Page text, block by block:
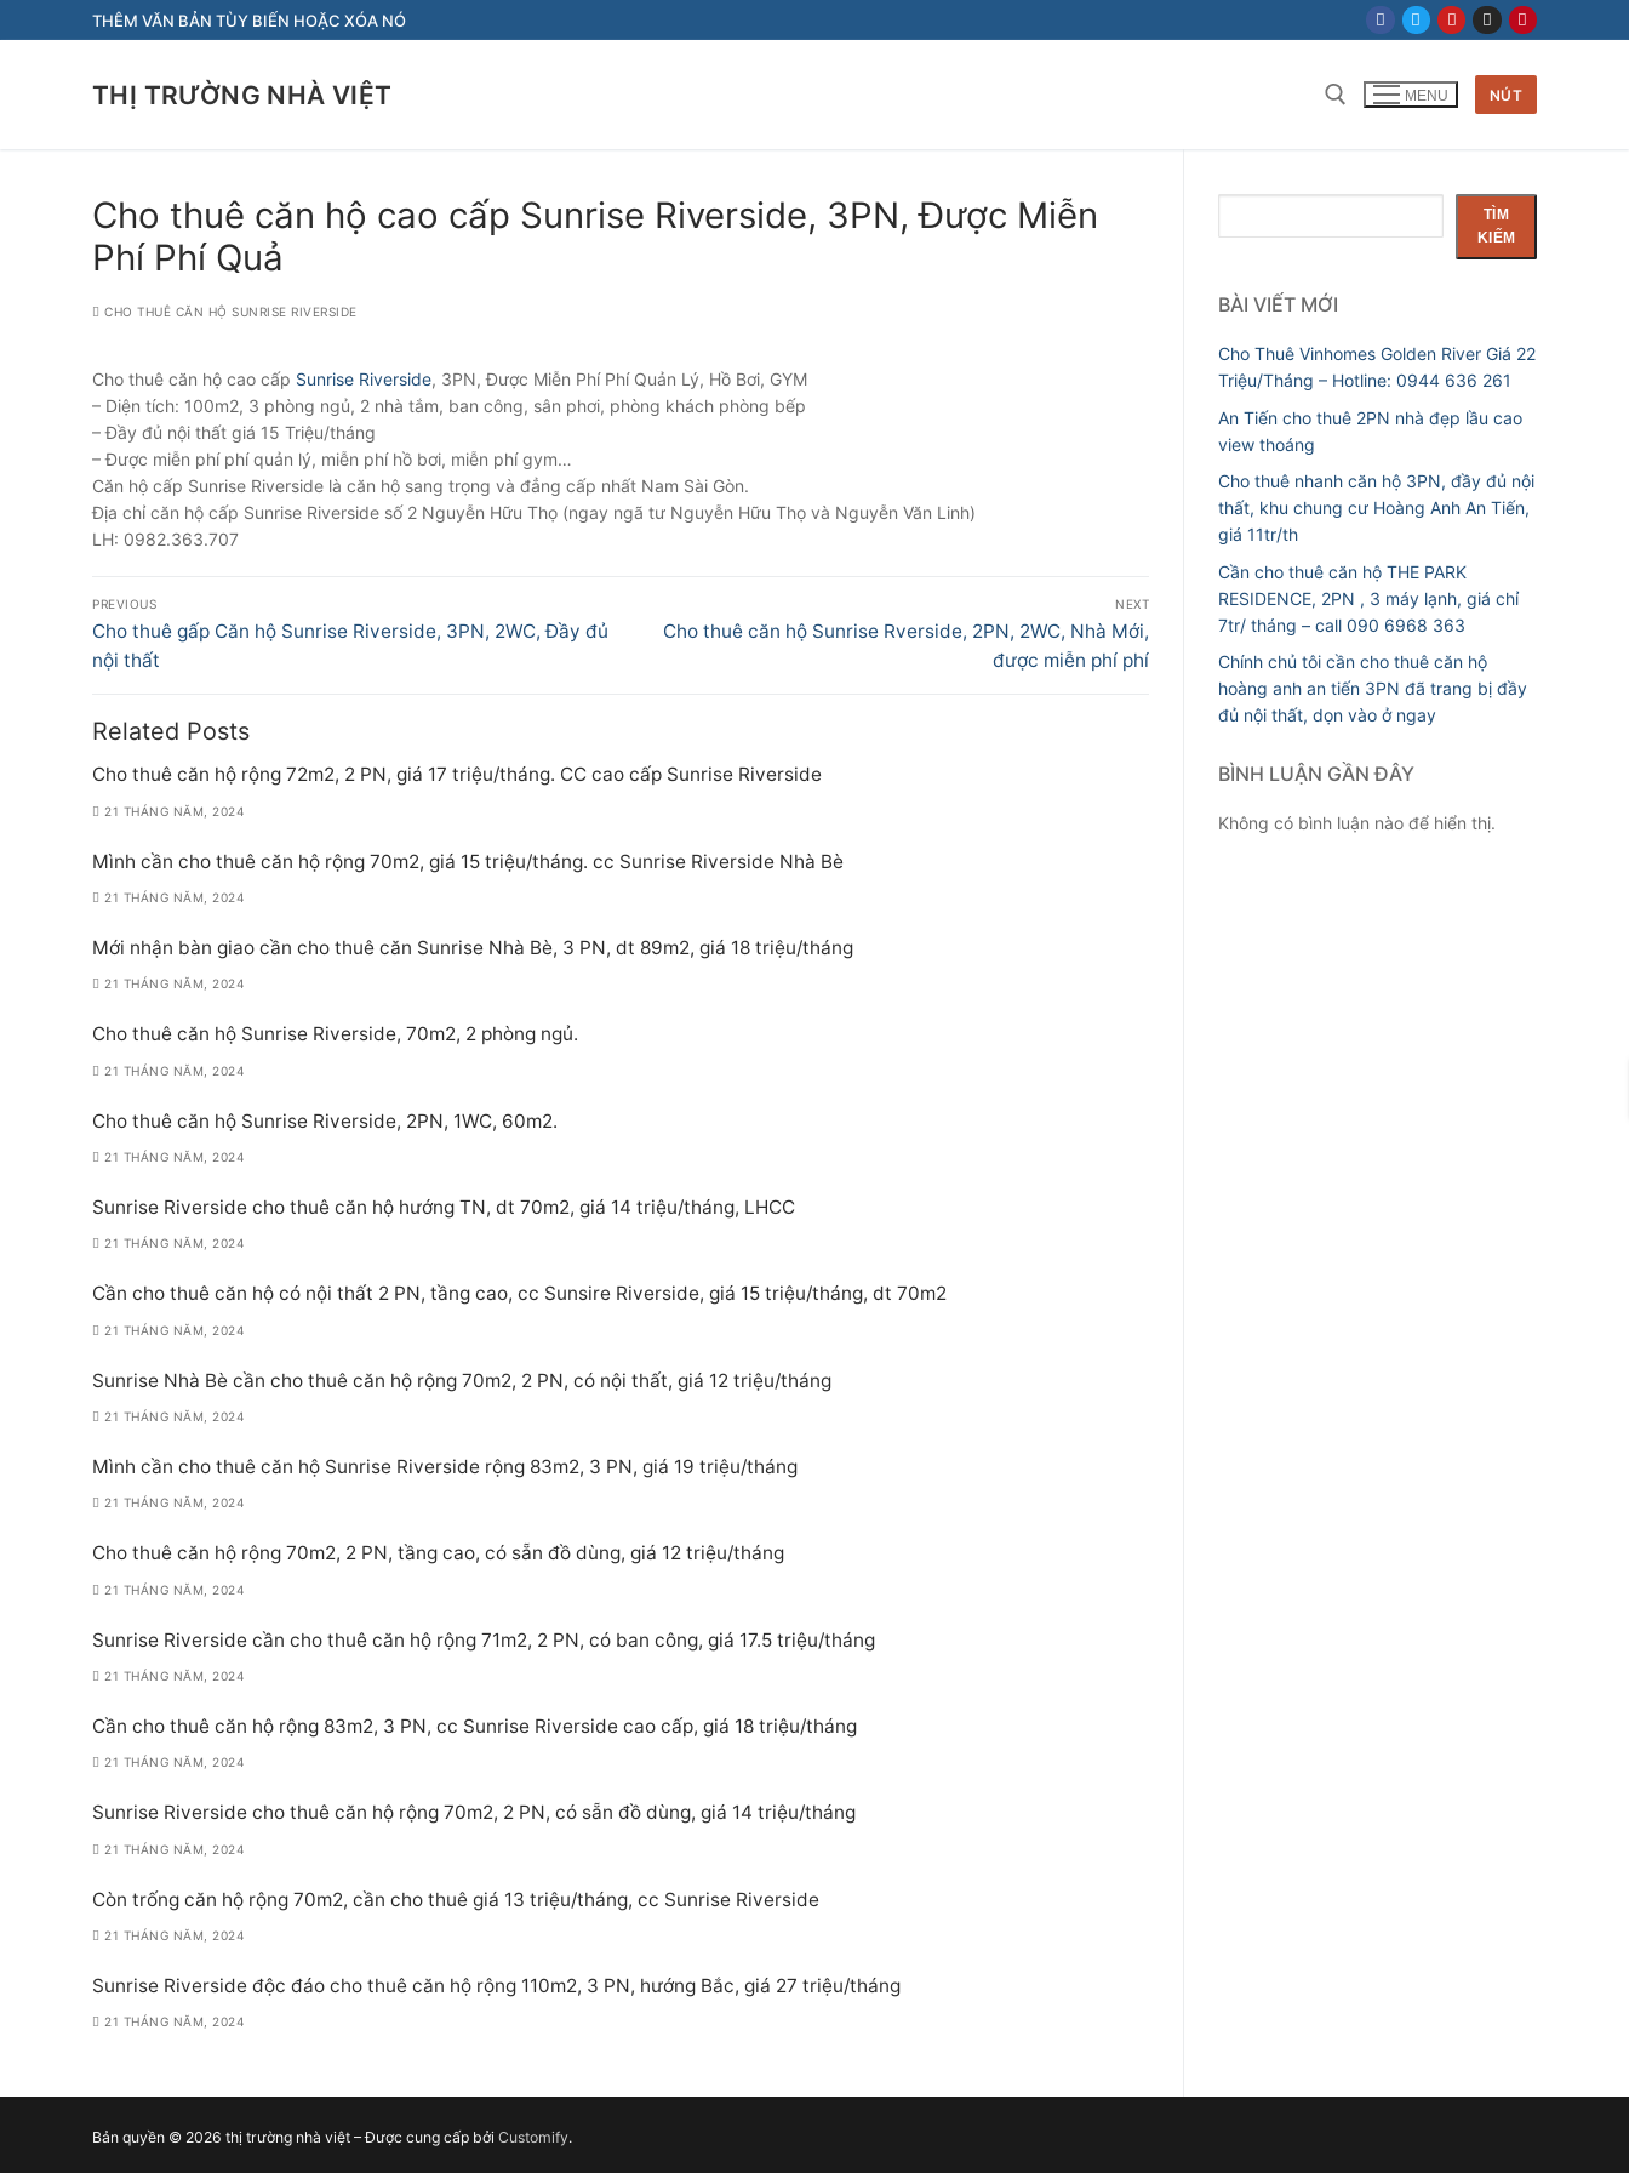
đến
THÊM VĂN BẢN TÙY BIẾN HOẶC XÓA NÓ
THỊ TRƯỜNG NHÀ VIỆT
Tìm kiếm cho:
MENU NÚT
Cho thuê căn hộ cao cấp Sunrise Riverside, 3PN, Được Miễn
Phí Phí Quả
CHO THUÊ CĂN HỘ SUNRISE RIVERSIDE
Cho thuê căn hộ cao cấp Sunrise Riverside, 3PN, Được Miễn Phí Phí Quản Lý, Hồ Bơi, GYM
– Diện tích: 100m2, 3 phòng ngủ, 2 nhà tắm, ban công, sân phơi, phòng khách phòng bếp
– Đầy đủ nội thất giá 15 Triệu/tháng
– Được miễn phí phí quản lý, miễn phí hồ bơi, miễn phí gym…
Căn hộ cấp Sunrise Riverside là căn hộ sang trọng và đẳng cấp nhất Nam Sài Gòn.
Địa chỉ căn hộ cấp Sunrise Riverside số 2 Nguyễn Hữu Thọ (ngay ngã tư Nguyễn Hữu Thọ và Nguyễn Văn Linh)
LH: 0982.363.707
Điều
hướng
bài
viết
PREVIOUS
Previous
post:
Cho thuê gấp Căn hộ Sunrise Riverside, 3PN, 2WC, Đầy đủ
nội thất
NEXT
Next
Cho thuê căn hộ Sunrise Rverside, 2PN, 2WC, Nhà Mới,
được miễn phí phí
Related Posts
Cho thuê căn hộ rộng 72m2, 2 PN, giá 17 triệu/tháng. CC cao cấp Sunrise Riverside
21 THÁNG NĂM, 2024
Mình cần cho thuê căn hộ rộng 70m2, giá 15 triệu/tháng. cc Sunrise Riverside Nhà Bè
21 THÁNG NĂM, 2024
Mới nhận bàn giao cần cho thuê căn Sunrise Nhà Bè, 3 PN, dt 89m2, giá 18 triệu/tháng
21 THÁNG NĂM, 2024
Cho thuê căn hộ Sunrise Riverside, 70m2, 2 phòng ngủ.
21 THÁNG NĂM, 2024
Cho thuê căn hộ Sunrise Riverside, 2PN, 1WC, 60m2.
21 THÁNG NĂM, 2024
Sunrise Riverside cho thuê căn hộ hướng TN, dt 70m2, giá 14 triệu/tháng, LHCC
21 THÁNG NĂM, 2024
Cần cho thuê căn hộ có nội thất 2 PN, tầng cao, cc Sunsire Riverside, giá 15 triệu/tháng, dt 70m2
21 THÁNG NĂM, 2024
Sunrise Nhà Bè cần cho thuê căn hộ rộng 70m2, 2 PN, có nội thất, giá 12 triệu/tháng
21 THÁNG NĂM, 2024
Mình cần cho thuê căn hộ Sunrise Riverside rộng 83m2, 3 PN, giá 19 triệu/tháng
21 THÁNG NĂM, 2024
Cho thuê căn hộ rộng 70m2, 2 PN, tầng cao, có sẵn đồ dùng, giá 12 triệu/tháng
21 THÁNG NĂM, 2024
Sunrise Riverside cần cho thuê căn hộ rộng 71m2, 2 PN, có ban công, giá 17.5 triệu/tháng
21 THÁNG NĂM, 2024
Cần cho thuê căn hộ rộng 83m2, 3 PN, cc Sunrise Riverside cao cấp, giá 18 triệu/tháng
21 THÁNG NĂM, 2024
Sunrise Riverside cho thuê căn hộ rộng 70m2, 2 PN, có sẵn đồ dùng, giá 14 triệu/tháng
21 THÁNG NĂM, 2024
Còn trống căn hộ rộng 70m2, cần cho thuê giá 13 triệu/tháng, cc Sunrise Riverside
21 THÁNG NĂM, 2024
Sunrise Riverside độc đáo cho thuê căn hộ rộng 110m2, 3 PN, hướng Bắc, giá 27 triệu/tháng
21 THÁNG NĂM, 2024
kiếm
TÌM
KIẾM
BÀI VIẾT MỚI
Cho Thuê Vinhomes Golden River Giá 22
Triệu/Tháng – Hotline: 0944 636 261
An Tiến cho thuê 2PN nhà đẹp lầu cao
view thoáng
Cho thuê nhanh căn hộ 3PN, đầy đủ nội
thất, khu chung cư Hoàng Anh An Tiến,
giá 11tr/th
Cần cho thuê căn hộ THE PARK
RESIDENCE, 2PN , 3 máy lạnh, giá chỉ
7tr/ tháng – call 090 6968 363
Chính chủ tôi cần cho thuê căn hộ
hoàng anh an tiến 3PN đã trang bị đầy
đủ nội thất, dọn vào ở ngay
BÌNH LUẬN GẦN ĐÂY
Không có bình luận nào để hiển thị.
Bản quyền © 2026 thị trường nhà việt – Được cung cấp bởi Customify.